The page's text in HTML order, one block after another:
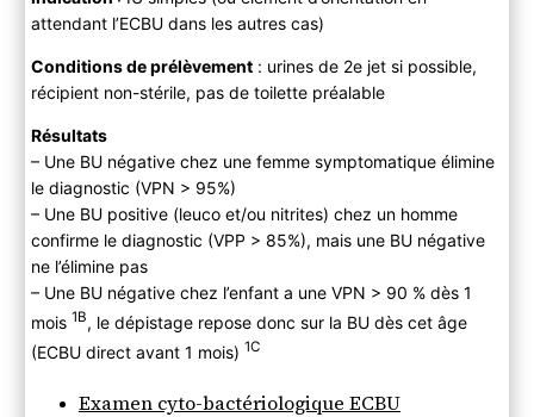
attendant l’ECBU dans les autres cas)
Conditions de prélèvement: urines de 2e jet si possible,
récipient non-stérile, pas de toilette préalable
Résultats
– Une BU négative chez une femme symptomatique élimine
le diagnostic (VPN > 95%)
– Une BU positive (leuco et/ou nitrites) chez un homme
confirme le diagnostic (VPP > 85%), mais une BU négative
ne l’élimine pas
– Une BU négative chez l’enfant a une VPN > 90 % dès 1
mois 1B, le dépistage repose donc sur la BU dès cet âge
(ECBU direct avant 1 mois) 1C
Examen cyto-bactériologique ECBU